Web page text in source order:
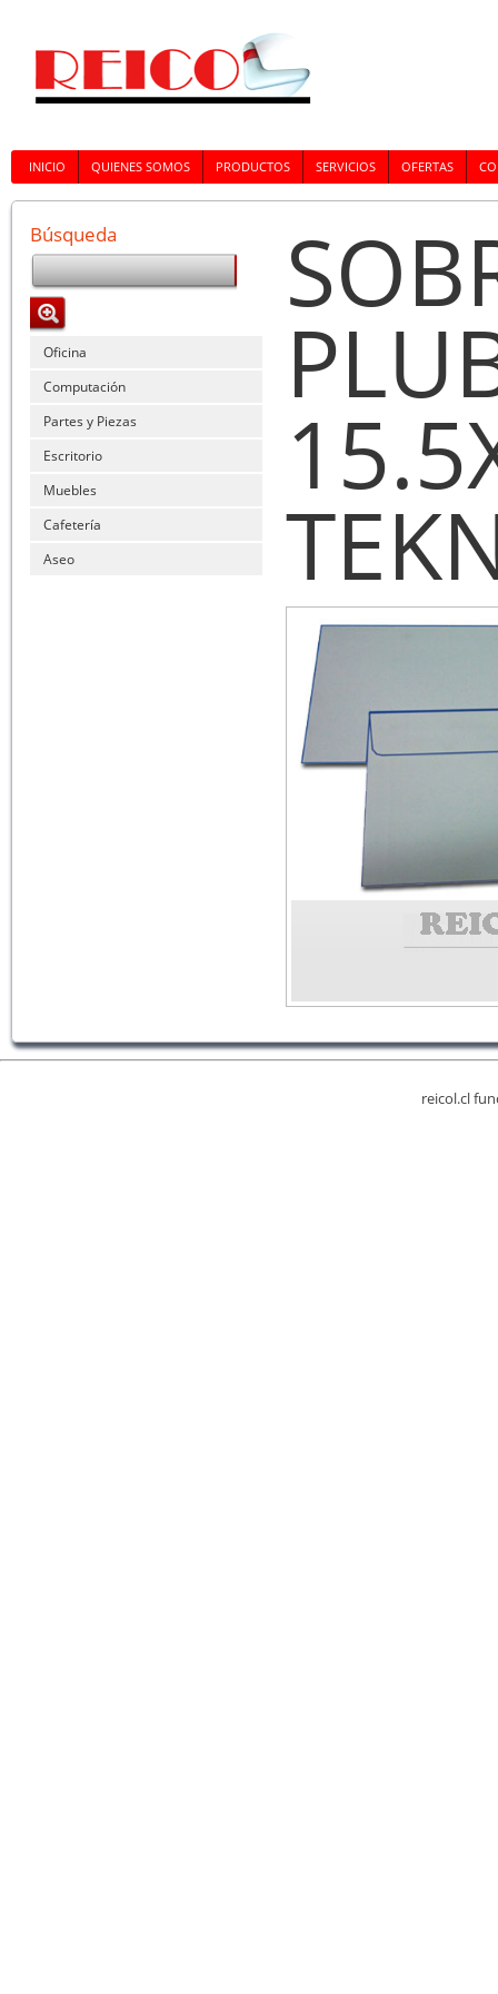
INICIO QUIENES SOMOS PRODUCTOS SERVICIOS OFERTAS
Búsqueda
Oficina
Computación
Partes y Piezas
Escritorio
Muebles
Cafetería
Aseo
reicol.cl